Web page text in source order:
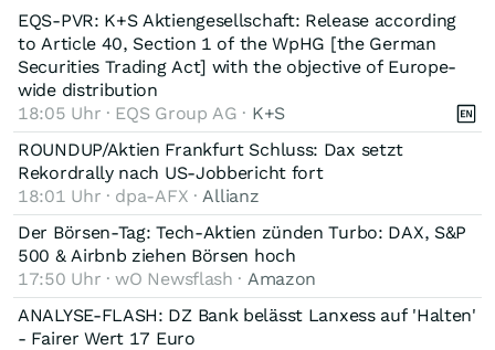
EQS-PVR: K+S Aktiengesellschaft: Release according
to Article 40, Section 1 of the WpHG [the German
Securities Trading Act] with the objective of Europe-
wide distribution
18:05 Uhr · EQS Group AG · K+S
ROUNDUP/Aktien Frankfurt Schluss: Dax setzt
Rekordrally nach US-Jobbericht fort
18:01 Uhr · dpa-AFX ·Allianz
Der Börsen-Tag: Tech-Aktien zünden Turbo: DAX, S&P
500 & Airbnb ziehen Börsen hoch
17:50 Uhr · wO Newsflash · Amazon
ANALYSE-FLASH: DZ Bank belässt Lanxess auf 'Halten'
- Fairer Wert 17 Euro